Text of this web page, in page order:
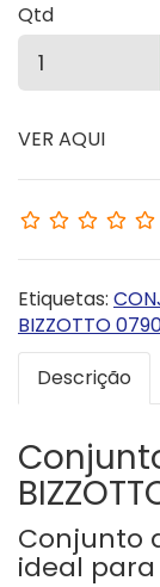
Qtd
VER AQUI
Etiquetas:
BIZZOTTO
Descrição
Conjunto
ideal